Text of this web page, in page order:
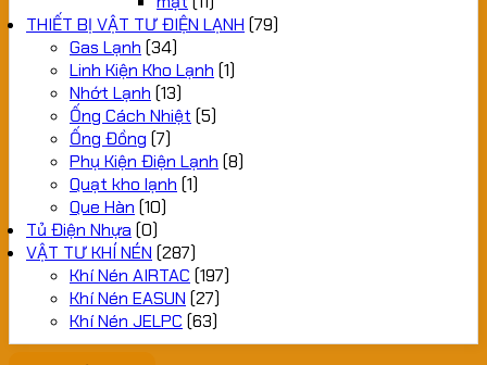
THIẾT BỊ VẬT TƯ ĐIỆN LẠNH (79)
Gas Lạnh (34)
Linh Kiện Kho Lạnh (1)
Nhớt Lạnh (13)
Ống Cách Nhiệt (5)
Ống Đồng (7)
Phụ Kiện Điện Lạnh (8)
Quạt kho lạnh (1)
Que Hàn (10)
Tủ Điện Nhựa (0)
VẬT TƯ KHÍ NÉN (287)
Khí Nén AIRTAC (197)
Khí Nén EASUN (27)
Khí Nén JELPC (63)